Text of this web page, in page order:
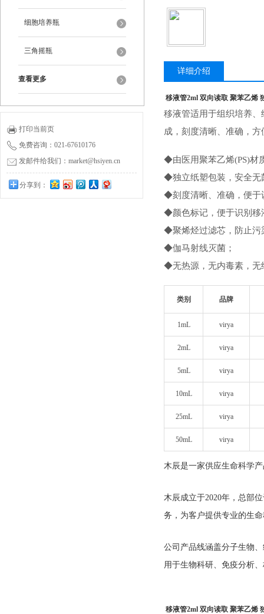
细胞培养瓶
三角摇瓶
查看更多
打印当前页
免费咨询：021-67610176
发邮件给我们：market@hsiyen.cn
分享到：
详细介绍
移液管2ml 双向读取 聚苯乙烯
移液管适用于组织培养
成，刻度清晰、准确，
◆由医用聚苯乙烯(PS)材
◆独立纸塑包装，安全无
◆刻度清晰、准确，便于
◆颜色标记，便于识别移
◆聚烯烃过滤芯，防止污
◆伽马射线灭菌；
◆无热源，无内毒素，无
类别 品牌
1mL virya
2mL virya
5mL virya
10mL virya
25mL virya
50mL virya
木辰是一家供应生命科学
木辰成立于2020年，总部
务，为客户提供专业的生
公司产品线涵盖分子生物
用于生物科研、免疫分析
移液管2ml 双向读取 聚苯乙烯